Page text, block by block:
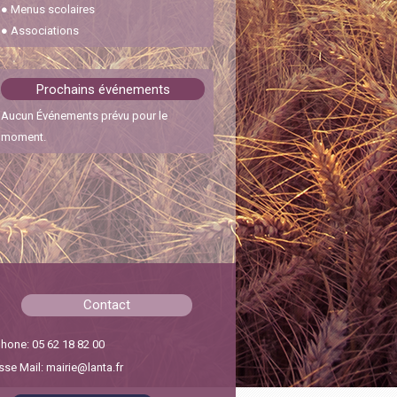
Feux interdits
22 octobre 2023
6 janvier 2026
Chicanes Pescajou – RD31
15 septembre 2025
● Menus scolaires
● Associations
Prochains événements
Aucun Événements prévu pour le
moment.
Contact
05 62 18 82 00
Mail: mairie@lanta.fr